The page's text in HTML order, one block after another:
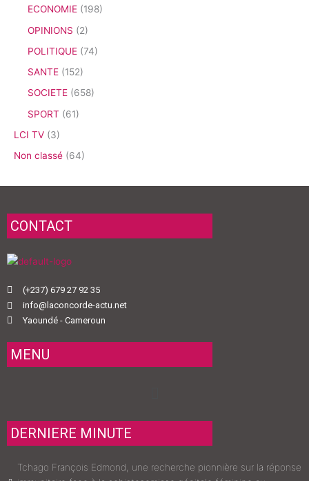
ECONOMIE (198)
OPINIONS (2)
POLITIQUE (74)
SANTE (152)
SOCIETE (658)
SPORT (61)
LCI TV (3)
Non classé (64)
CONTACT
(+237) 679 27 92 35
info@laconcorde-actu.net
Yaoundé - Cameroun
MENU
DERNIERE MINUTE
Tchago François Edmond, une recherche pionnière sur la réponse